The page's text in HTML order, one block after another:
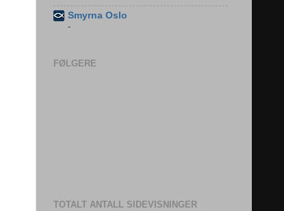
Smyrna Oslo
-
FØLGERE
TOTALT ANTALL SIDEVISNINGER